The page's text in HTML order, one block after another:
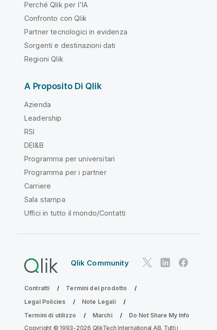
Perché Qlik per l'IA
Confronto con Qlik
Partner tecnologici in evidenza
Sorgenti e destinazioni dati
Regioni Qlik
A Proposito Di Qlik
Azienda
Leadership
RSI
DEI&B
Programma per universitari
Programma per i partner
Carriere
Sala stampa
Uffici in tutto il mondo/Contatti
Qlik Community
Contratti
Termini del prodotto
Legal Policies
Note Legali
Termini di utilizzo
Marchi
Do Not Share My Info
Copyright © 1993-2026 QlikTech International AB. Tutti i